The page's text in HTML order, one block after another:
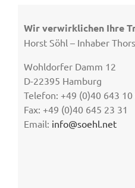
Wir verwirklichen Ihre
Horst Söhl – Inhaber
Wohldorfer Damm 12
D-22395 Hamburg
Telefon: +49 (0)40 643 10
Fax: +49 (0)40 645 23 31
Email: info@soehl.net